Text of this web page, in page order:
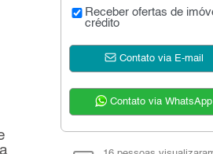
Receber ofertas de
crédito
Contato via E-mail
Contato via WhatsApp